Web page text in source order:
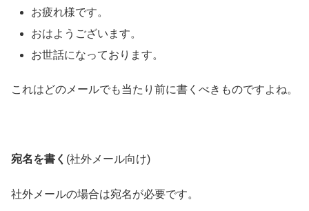
お疲れ様です。
おはようございます。
お世話になっております。
これはどのメールでも当たり前に書くべきものですよね。
宛名を書く (社外メール向け)
社外メールの場合は宛名が必要です。